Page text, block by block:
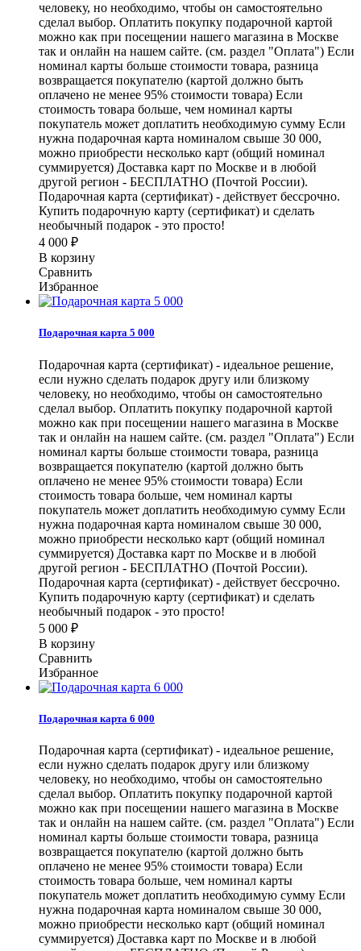
человеку, но необходимо, чтобы он самостоятельно
сделал выбор. Оплатить покупку подарочной картой
можно как при посещении нашего магазина в Москве
так и онлайн на нашем сайте. (см. раздел "Оплата") Если
номинал карты больше стоимости товара, разница
возвращается покупателю (картой должно быть
оплачено не менее 95% стоимости товара) Если
стоимость товара больше, чем номинал карты
покупатель может доплатить необходимую сумму Если
нужна подарочная карта номиналом свыше 30 000,
можно приобрести несколько карт (общий номинал
суммируется) Доставка карт по Москве и в любой
другой регион - БЕСПЛАТНО (Почтой России).
Подарочная карта (сертификат) - действует бессрочно.
Купить подарочную карту (сертификат) и сделать
необычный подарок - это просто!
4 000 ₽
В корзину
Сравнить
Избранное
Подарочная карта 5 000
Подарочная карта (сертификат) - идеальное решение,
если нужно сделать подарок другу или близкому
человеку, но необходимо, чтобы он самостоятельно
сделал выбор. Оплатить покупку подарочной картой
можно как при посещении нашего магазина в Москве
так и онлайн на нашем сайте. (см. раздел "Оплата") Если
номинал карты больше стоимости товара, разница
возвращается покупателю (картой должно быть
оплачено не менее 95% стоимости товара) Если
стоимость товара больше, чем номинал карты
покупатель может доплатить необходимую сумму Если
нужна подарочная карта номиналом свыше 30 000,
можно приобрести несколько карт (общий номинал
суммируется) Доставка карт по Москве и в любой
другой регион - БЕСПЛАТНО (Почтой России).
Подарочная карта (сертификат) - действует бессрочно.
Купить подарочную карту (сертификат) и сделать
необычный подарок - это просто!
5 000 ₽
В корзину
Сравнить
Избранное
Подарочная карта 6 000
Подарочная карта (сертификат) - идеальное решение,
если нужно сделать подарок другу или близкому
человеку, но необходимо, чтобы он самостоятельно
сделал выбор. Оплатить покупку подарочной картой
можно как при посещении нашего магазина в Москве
так и онлайн на нашем сайте. (см. раздел "Оплата") Если
номинал карты больше стоимости товара, разница
возвращается покупателю (картой должно быть
оплачено не менее 95% стоимости товара) Если
стоимость товара больше, чем номинал карты
покупатель может доплатить необходимую сумму Если
нужна подарочная карта номиналом свыше 30 000,
можно приобрести несколько карт (общий номинал
суммируется) Доставка карт по Москве и в любой